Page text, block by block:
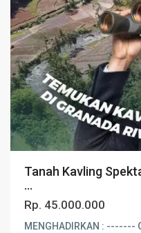
Tanah Kavling
...
Rp. 45.000.000
MENGHADIRKAN : -------